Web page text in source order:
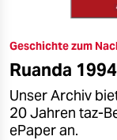
Geschichte zum
Ruanda
Unser Archiv
20 Jahren taz-
ePaper an.